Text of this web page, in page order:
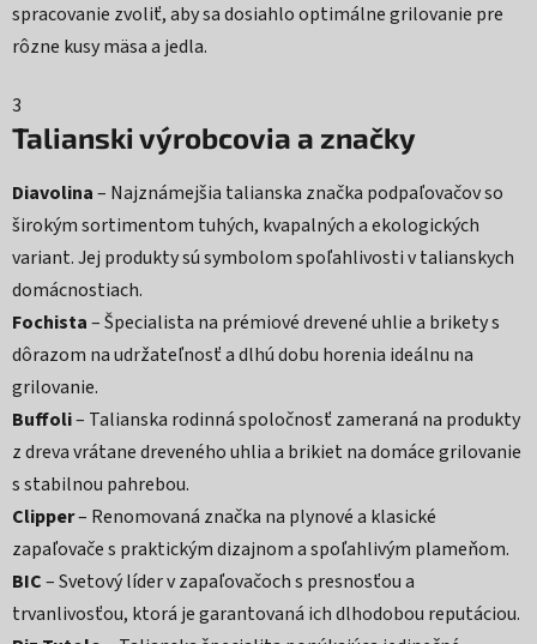
spracovanie zvoliť, aby sa dosiahlo optimálne grilovanie pre
rôzne kusy mäsa a jedla.
3
Talianski výrobcovia a značky
Diavolina– Najznámejšia talianska značka podpaľovačov so
širokým sortimentom tuhých, kvapalných a ekologických
variant. Jej produkty sú symbolom spoľahlivosti v talianskych
domácnostiach.
Fochista– Špecialista na prémiové drevené uhlie a brikety s
dôrazom na udržateľnosť a dlhú dobu horenia ideálnu na
grilovanie.
Buffoli– Talianska rodinná spoločnosť zameraná na produkty
z dreva vrátane dreveného uhlia a brikiet na domáce grilovanie
s stabilnou pahrebou.
Clipper– Renomovaná značka na plynové a klasické
zapaľovače s praktickým dizajnom a spoľahlivým plameňom.
BIC– Svetový líder v zapaľovačoch s presnosťou a
trvanlivosťou, ktorá je garantovaná ich dlhodobou reputáciou.